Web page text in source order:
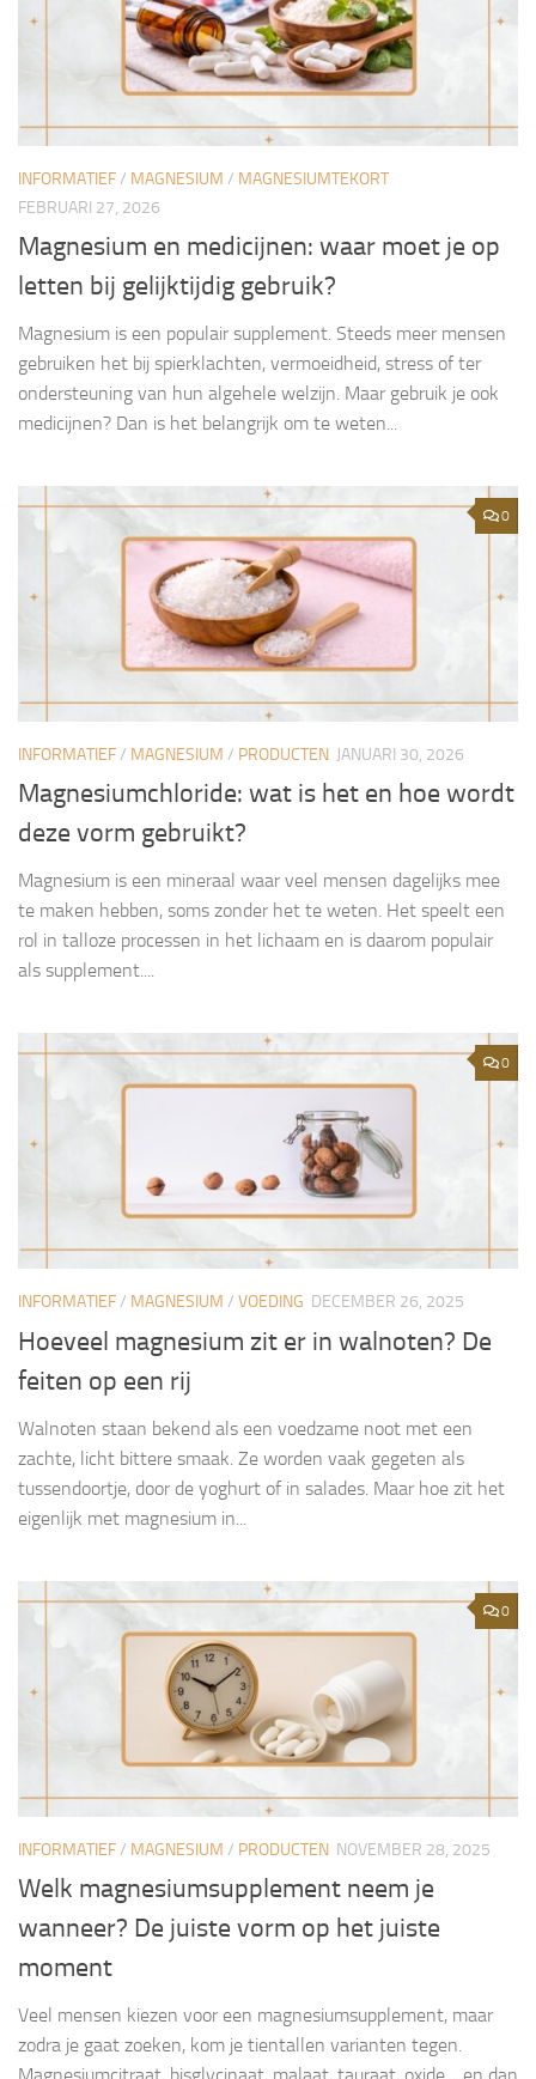
INFORMATIEF/ MAGNESIUM / MAGNESIUMTEKORT
FEBRUARI 27, 2026
Magnesium en medicijnen: waar moet je op
letten bij gelijktijdig gebruik?
Magnesium is een populair supplement. Steeds meer mensen
gebruiken het bij spierklachten, vermoeidheid, stress of ter
ondersteuning van hun algehele welzijn. Maar gebruik je ook
medicijnen? Dan is het belangrijk om te weten...
0
INFORMATIEF/ MAGNESIUM / PRODUCTEN JANUARI 30, 2026
Magnesiumchloride: wat is het en hoe wordt
deze vorm gebruikt?
Magnesium is een mineraal waar veel mensen dagelijks mee
te maken hebben, soms zonder het te weten. Het speelt een
rol in talloze processen in het lichaam en is daarom populair
als supplement....
0
INFORMATIEF/ MAGNESIUM / VOEDING DECEMBER 26, 2025
Hoeveel magnesium zit er in walnoten? De
feiten op een rij
Walnoten staan bekend als een voedzame noot met een
zachte, licht bittere smaak. Ze worden vaak gegeten als
tussendoortje, door de yoghurt of in salades. Maar hoe zit het
eigenlijk met magnesium in...
0
INFORMATIEF/ MAGNESIUM / PRODUCTEN NOVEMBER 28, 2025
Welk magnesiumsupplement neem je
wanneer? De juiste vorm op het juiste
moment
Veel mensen kiezen voor een magnesiumsupplement, maar
zodra je gaat zoeken, kom je tientallen varianten tegen.
Magnesiumcitraat, bisglycinaat, malaat, tauraat, oxide… en dan